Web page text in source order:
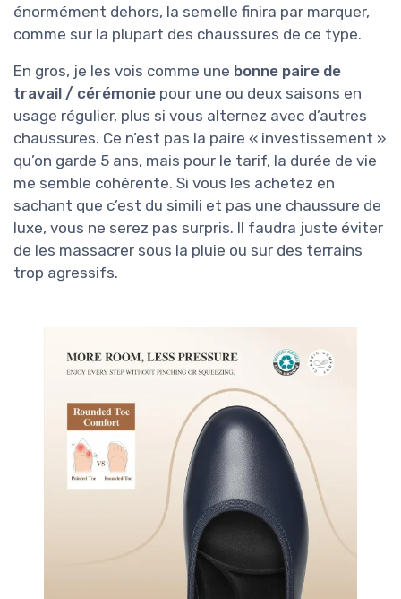
énormément dehors, la semelle finira par marquer,
comme sur la plupart des chaussures de ce type.
En gros, je les vois comme une bonne paire de
travail / cérémonie pour une ou deux saisons en
usage régulier, plus si vous alternez avec d’autres
chaussures. Ce n’est pas la paire « investissement »
qu’on garde 5 ans, mais pour le tarif, la durée de vie
me semble cohérente. Si vous les achetez en
sachant que c’est du simili et pas une chaussure de
luxe, vous ne serez pas surpris. Il faudra juste éviter
de les massacrer sous la pluie ou sur des terrains
trop agressifs.